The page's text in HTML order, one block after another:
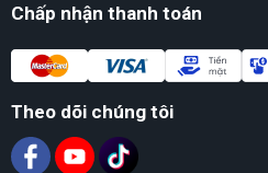
Chấp nhận thanh toán
Theo dõi chúng tôi